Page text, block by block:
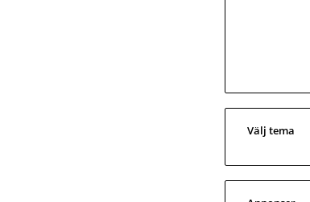
Välj tema